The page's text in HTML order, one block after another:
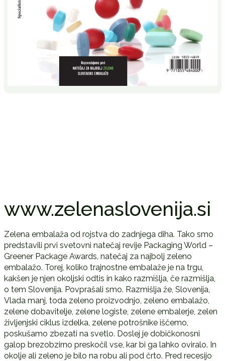
www.zelenaslovenija.si
Zelena embalaža od rojstva do zadnjega diha. Tako smo
predstavili prvi svetovni natečaj revije Packaging World –
Greener Package Awards, natečaj za najbolj zeleno
embalažo. Torej, koliko trajnostne embalaže je na trgu,
kakšen je njen okoljski odtis in kako razmišlja, če razmišlja,
o tem Slovenija. Povprašali smo. Razmišlja že, Slovenija,
Vlada manj, toda zeleno proizvodnjo, zeleno embalažo,
zelene dobavitelje, zelene logiste, zelene embalerje, zelen
življenjski ciklus izdelka, zelene potrošnike iščemo,
poskušamo zbezati na svetlo. Doslej je dobičkonosni
galop brezobzirno preskočil vse, kar bi ga lahko oviralo. In
okolje ali zeleno je bilo na robu ali pod črto. Pred recesijo